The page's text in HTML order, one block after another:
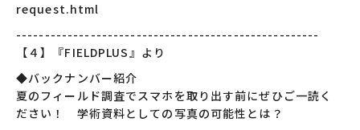
request.html
-----------------------------------------------------
【４】『FIELDPLUS』より
◆バックナンバー紹介
夏のフィールド調査でスマホを取り出す前にぜひご一読く
ださい！ 学術資料としての写真の可能性とは？